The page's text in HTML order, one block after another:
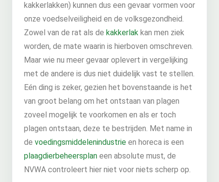
kakkerlakken) kunnen dus een gevaar vormen voor
onze voedselveiligheid en de volksgezondheid.
Zowel van de rat als de kakkerlak kan men ziek
worden, de mate waarin is hierboven omschreven.
Maar wie nu meer gevaar oplevert in vergelijking
met de andere is dus niet duidelijk vast te stellen.
Eén ding is zeker, gezien het bovenstaande is het
van groot belang om het ontstaan van plagen
zoveel mogelijk te voorkomen en als er toch
plagen ontstaan, deze te bestrijden. Met name in
de voedingsmiddelenindustrie en horeca is een
plaagdierbeheersplan een absolute must, de
NVWA controleert hier niet voor niets scherp op.